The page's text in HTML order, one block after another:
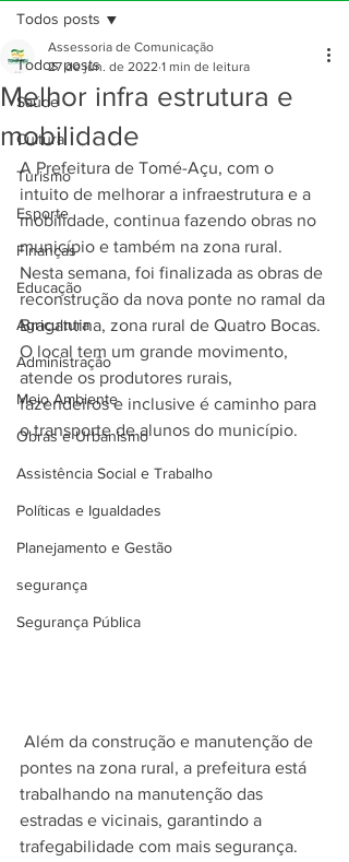
Todos posts
Saúde
Cultura
Turismo
Esporte
Finanças
Educação
Agricultura
Administração
Meio Ambiente
Obras e Urbanismo
Assistência Social e Trabalho
Políticas e Igualdades
Planejamento e Gestão
segurança
Segurança Pública
Todos posts
Melhor infra estrutura e
mobilidade
Assessoria de Comunicação
27 de jun. de 2022 1 min de leitura
A Prefeitura de Tomé-Açu, com o
intuito de melhorar a infraestrutura e a
mobilidade, continua fazendo obras no
município e também na zona rural.
Nesta semana, foi finalizada as obras de
reconstrução da nova ponte no ramal da
Bragantina, zona rural de Quatro Bocas.
O local tem um grande movimento,
atende os produtores rurais,
fazendeiros e inclusive é caminho para
o transporte de alunos do município.
pontes na zona rural, a prefeitura está
trabalhando na manutenção das
estradas e vicinais, garantindo a
trafegabilidade com mais segurança.